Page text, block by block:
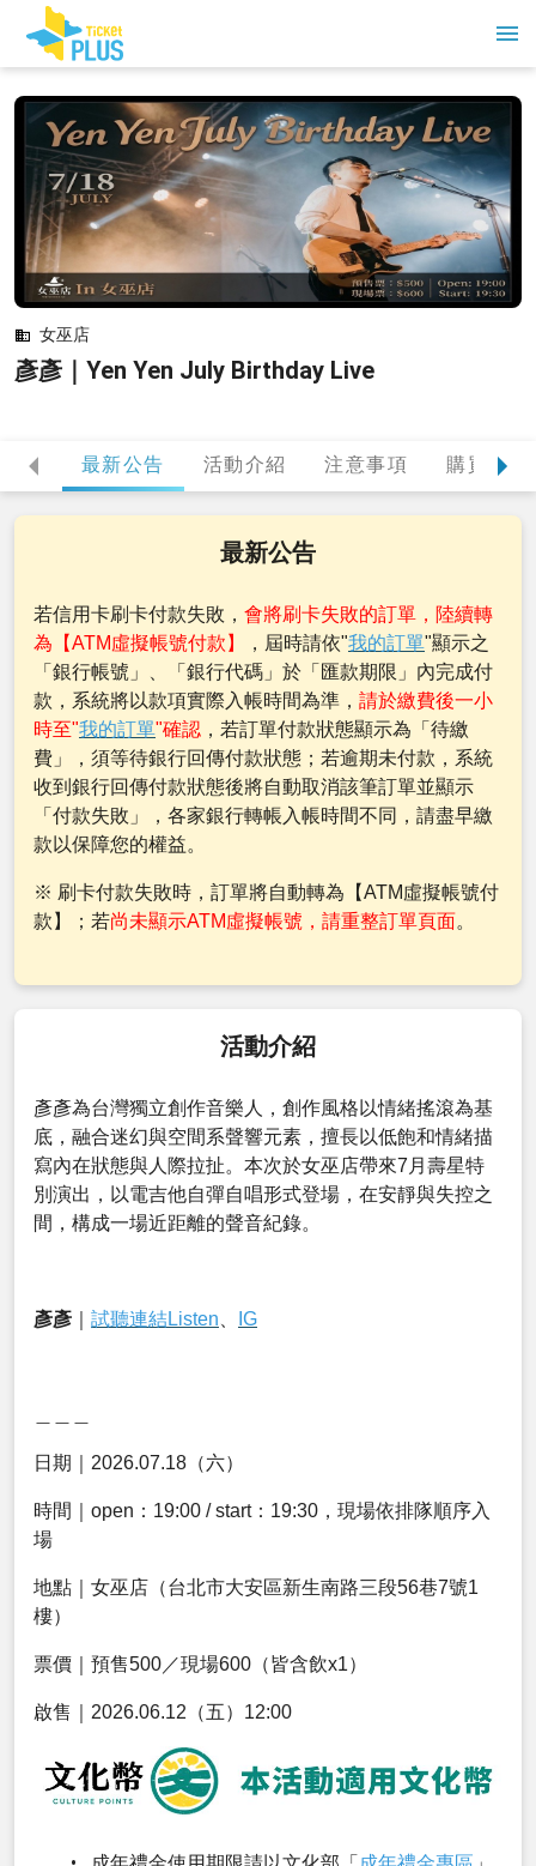
女巫店
彥彥｜Yen Yen July Birthday Live
最新公告 活動介紹 注意事項 購買提醒
最新公告
若信用卡刷卡付款失敗， 會將刷卡失敗的訂單，陸續轉
為【ATM虛擬帳號付款】
，屆時請依"我的訂單"顯示之
「銀行帳號」、「銀行代碼」於「匯款期限」內完成付
款，系統將以款項實際入帳時間為準， 請於繳費後一小
時至"我的訂單"確認 ，若訂單付款狀態顯示為「待繳
費」，須等待銀行回傳付款狀態；若逾期未付款，系統
收到銀行回傳付款狀態後將自動取消該筆訂單並顯示
「付款失敗」，各家銀行轉帳入帳時間不同，請盡早繳
款以保障您的權益。
※ 刷卡付款失敗時，訂單將自動轉為【ATM虛擬帳號付
款】；若尚未顯示ATM虛擬帳號，請重整訂單頁面。
活動介紹
彥彥為台灣獨立創作音樂人，創作風格以情緒搖滾為基
底，融合迷幻與空間系聲響元素，擅長以低飽和情緒描
寫內在狀態與人際拉扯。本次於女巫店帶來7月壽星特
別演出，以電吉他自彈自唱形式登場，在安靜與失控之
間，構成一場近距離的聲音紀錄。
彥彥 試聽連結Listen IG
日期｜2026.07.18（六）
時間｜open：19:00 / start：19:30，現場依排隊順序入
場
地點｜女巫店（台北市大安區新生南路三段56巷7號1
樓）
票價｜預售500／現場600（皆含飲x1）
啟售｜2026.06.12（五）12:00